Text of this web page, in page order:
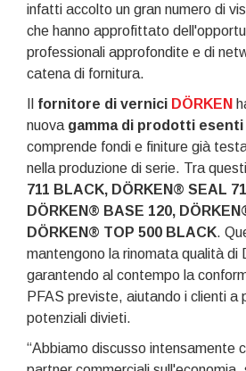
infatti accolto un gran numero di
che hanno approfittato
professionali approfondite e di
catena di fornitura.
fornitore di vernici DÖRKEN
nuova gamma di prodotti esenti
comprende fondi e finiture già
nella produzione di serie. Tra
711 BLACK, DÖRKEN® SEAL
DÖRKEN® BASE 120,
DÖRKEN® TOP 500 BLACK.
mantengono la rinomata qualità di
garantendo al contempo la
PFAS previste, aiutando i clienti a
potenziali divieti.
“Abbiamo discusso intensamente